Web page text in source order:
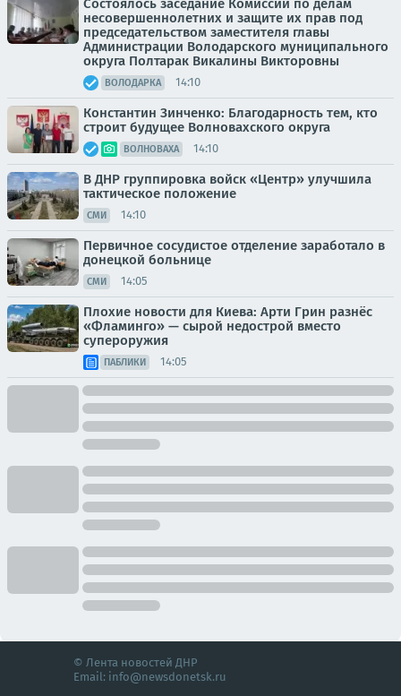
Состоялось заседание Комиссии по делам
несовершеннолетних и защите их прав под
председательством заместителя главы
Администрации Володарского муниципального
округа Полтарак Викалины Викторовны
ВОЛОДАРКА 14:10
Константин Зинченко: Благодарность тем, кто
строит будущее Волновахского округа
ВОЛНОВАХА 14:10
В ДНР группировка войск «Центр» улучшила
тактическое положение
СМИ 14:10
Первичное сосудистое отделение заработало в
донецкой больнице
СМИ 14:05
Плохие новости для Киева: Арти Грин разнёс
«Фламинго» — сырой недострой вместо
супероружия
ПАБЛИКИ 14:05
© Лента новостей ДНР
Email: info@newsdonetsk.ru